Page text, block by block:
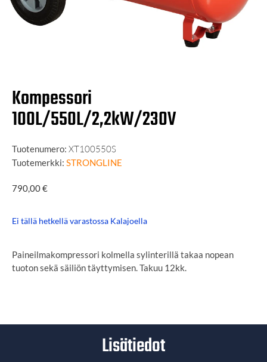
Kompessori
100L/550L/2,2kW/230V
Tuotenumero: XT100550S
Tuotemerkki: STRONGLINE
790,00€
Ei tällä hetkellä varastossa Kalajoella
Paineilmakompressori kolmella sylinterillä takaa nopean
tuoton sekä säiliön täyttymisen. Takuu 12kk.
Lisätiedot